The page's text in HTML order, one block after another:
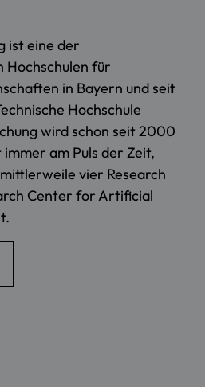
ist eine der
Hochschulen für
in Bayern und seit
Hochschule
wird schon seit 2000
am Puls der Zeit,
vier Research
Center for Artificial